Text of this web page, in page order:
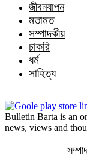
জীবনযাপন
মতামত
সম্পাদকীয়
চাকরি
ধর্ম
সাহিত্য
Bulletin Barta is an
news, views and